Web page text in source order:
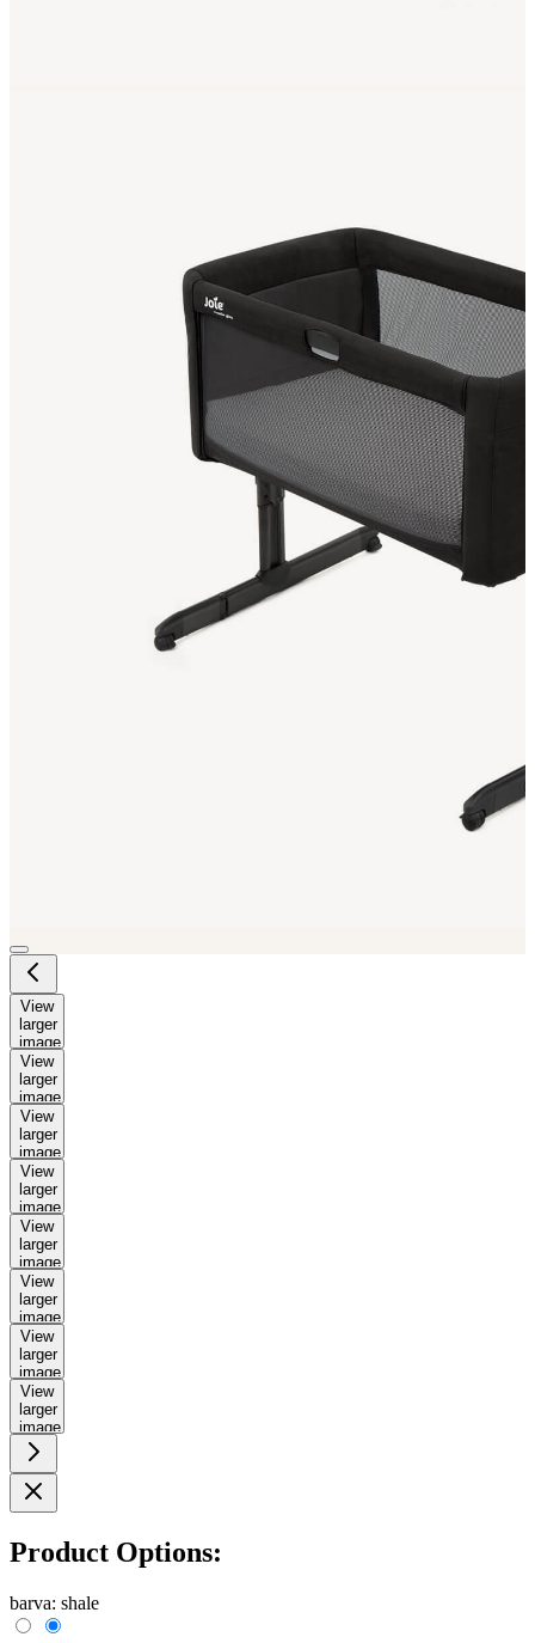
View
larger
image
View
larger
image
View
larger
image
View
larger
image
View
larger
image
View
larger
image
View
larger
image
View
larger
image
Product Options:
barva: shale